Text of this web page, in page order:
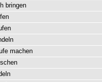
bringen
machen